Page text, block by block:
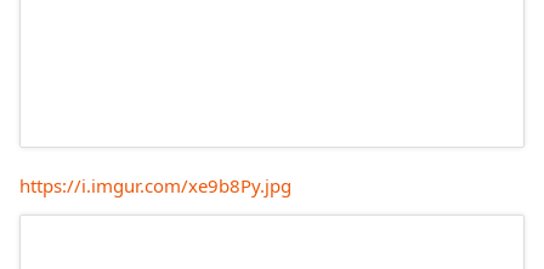
https://i.imgur.com/xe9b8Py.jpg